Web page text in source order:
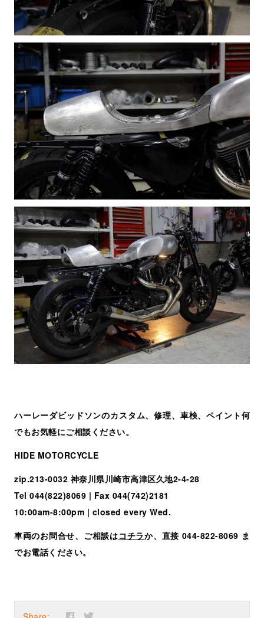
ハーレーダビッドソンのカスタム、修理、車検、ペイント何
でもお気軽にご相談ください。
HIDE MOTORCYCLE
zip.213-0032 神奈川県川崎市高津区久地2-4-28
Tel 044(822)8069 | Fax 044(742)2181
10:00am-8:00pm | closed every Wed.
車両のお問合せ、ご相談はコチラか、直接 044-822-8069 ま
でお電話ください。